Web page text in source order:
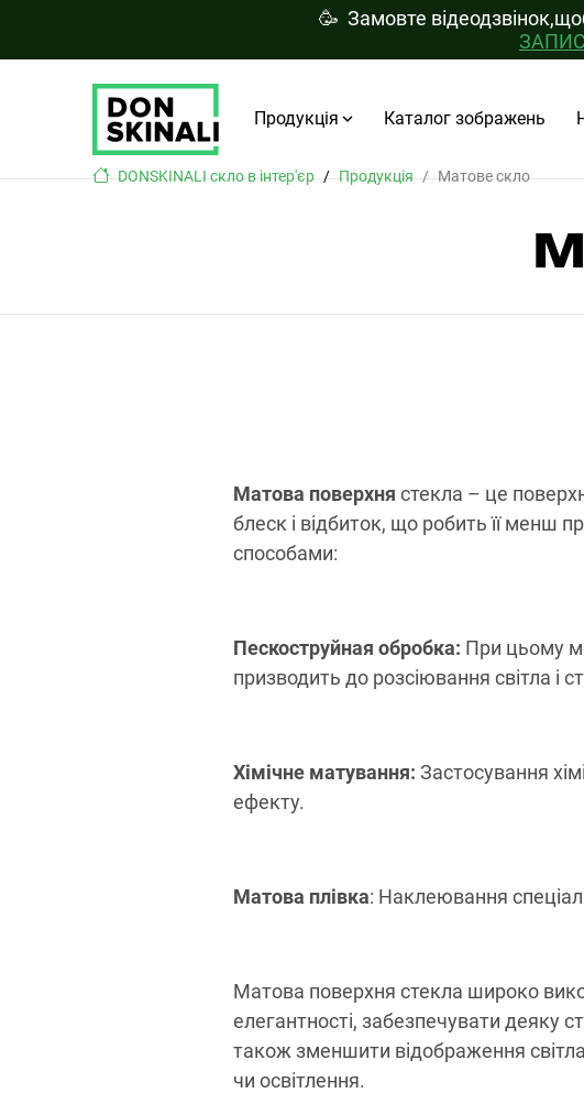
🥳 Замовте
Продукція Каталог зображень
DONSKINALI скло в інтер'єр Продукція Матове скло
Матова поверхня стекла – це
блеск і відбиток, що робить її
способами:
Пескоструйная обробка: При цьому
призводить до розсіювання світла і
Хімічне матування: Застосування
ефекту.
Матова плівка: Наклеювання
Матова поверхня стекла широко
елегантності, забезпечувати деяку
також зменшити відображення
чи освітлення.